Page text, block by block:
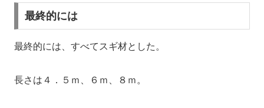
最終的には
最終的には、すべてスギ材とした。
長さは４．５ｍ、６ｍ、８ｍ。